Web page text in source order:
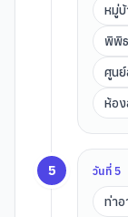
หมู่
พิพิ
ศูน
ห้อ
5 วันที่5
ท่าอ